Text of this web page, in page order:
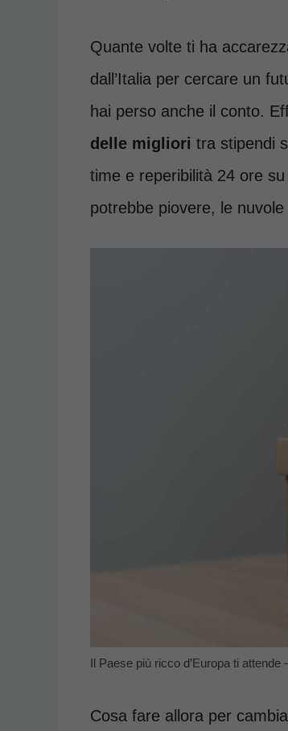
Quante volte ti ha
dall’Italia per cercare un
hai perso anche il conto.
delle migliori tra stipendi
time e reperibilità 24 ore
potrebbe piovere, le
Il Paese più ricco d’Europa ti attende
Cosa fare allora per